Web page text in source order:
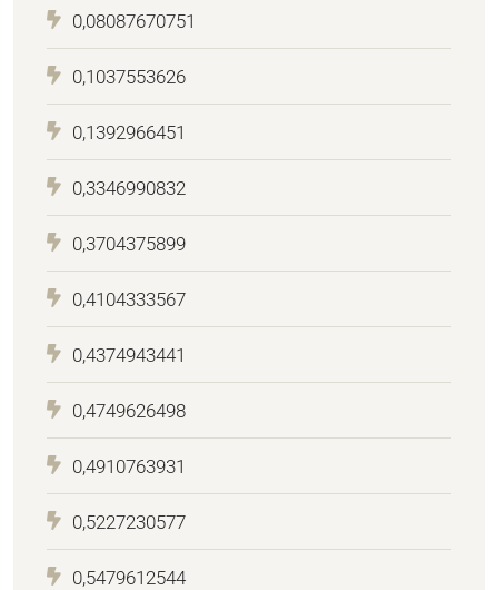
0,08087670751
0,1037553626
0,1392966451
0,3346990832
0,3704375899
0,4104333567
0,4374943441
0,4749626498
0,4910763931
0,5227230577
0,5479612544